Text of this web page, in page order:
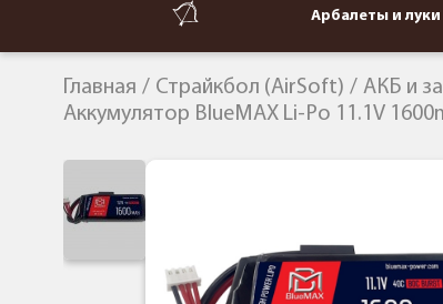
Арбалеты и луки
Главная Страйкбол (AirSoft) АКБ и
Аккумулятор BlueMAX Li-Po 11.1V